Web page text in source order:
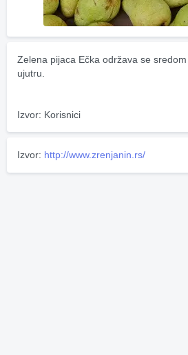
Zelena pijaca Ečka održava se
ujutru.
Izvor: Korisnici
Izvor: http://www.zrenjanin.rs/